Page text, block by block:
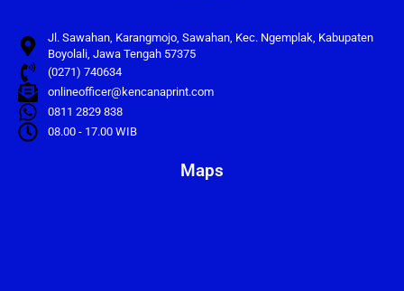
Jl. Sawahan, Karangmojo, Sawahan, Kec. Ngemplak, Kabupaten
Boyolali, Jawa Tengah 57375
(0271) 740634
onlineofficer@kencanaprint.com
0811 2829 838
08.00 - 17.00 WIB
Maps